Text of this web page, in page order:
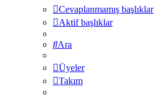
Cevaplanmamış başlıklar
Aktif başlıklar
Ara
Üyeler
Takım